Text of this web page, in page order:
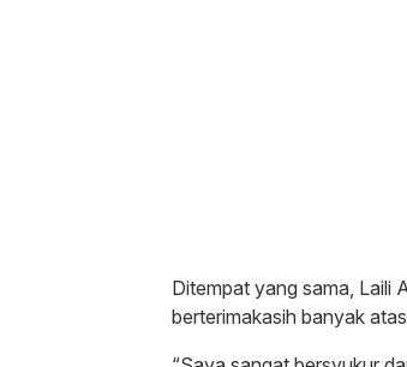
Ditempat yang sama, Laili
berterimakasih banyak